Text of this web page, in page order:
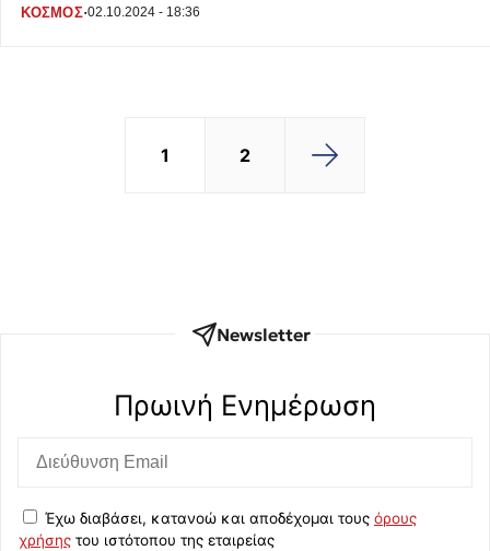
ΚΟΣΜΟΣ·02.10.2024 - 18:36
1 2
Newsletter
Πρωινή Eνημέρωση
Έχω διαβάσει, κατανοώ και αποδέχομαι τους όρους
χρήσης του ιστότοπου της εταιρείας